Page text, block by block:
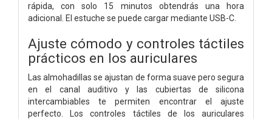
rápida, con solo 15 minutos obtendrás una hora
adicional. El estuche se puede cargar mediante USB-C.
Ajuste cómodo y controles táctiles
prácticos en los auriculares
Las almohadillas se ajustan de forma suave pero segura
en el canal auditivo y las cubiertas de silicona
intercambiables te permiten encontrar el ajuste
perfecto. Los controles táctiles de los auriculares